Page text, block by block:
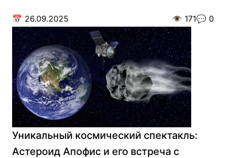
📅 26.09.2025 👁️ 171💬 0
Уникальный космический спектакль:
Астероид Апофис и его встреча с